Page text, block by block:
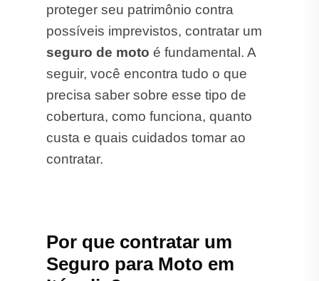
proteger seu patrimônio contra
possíveis imprevistos, contratar um
seguro de moto é fundamental. A
seguir, você encontra tudo o que
precisa saber sobre esse tipo de
cobertura, como funciona, quanto
custa e quais cuidados tomar ao
contratar.
Por que contratar um
Seguro para Moto em